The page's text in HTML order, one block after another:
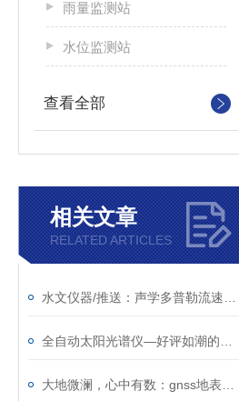
雨量监测站
水位监测站
查看全部
相关文章
RELATED ARTICLES